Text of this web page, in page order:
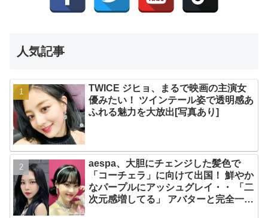
人気記事
TWICE ジヒョ、まるで映画の主演女
優みたい！ ツインテール姿で透明感あ
ふれる魅力を大放出[写真あり]
aespa、大胆にチェンジした髪色で
「コーチェラ」に向けて出国！ 鮮やか
なパープルにアッシュグレイ・・ 「二
次元感増してる」 アバターと完全一致